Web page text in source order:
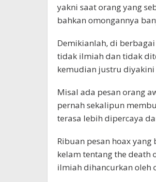
yakni saat orang yang
bahkan omongannya
Demikianlah, di
tidak ilmiah dan tidak
kemudian justru diyakini
Misal ada pesan orang
pernah sekalipun
terasa lebih dipercaya
Ribuan pesan hoax
kelam tentang the death
ilmiah dihancurkan oleh